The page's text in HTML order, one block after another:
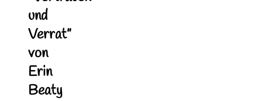
und
Verrat”
von
Erin
Beaty